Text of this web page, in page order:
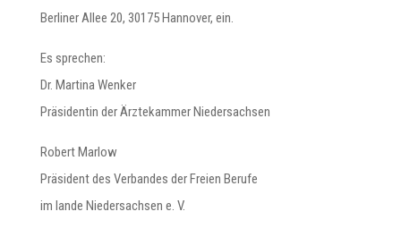
Berliner Allee 20, 30175 Hannover, ein.
Es sprechen:
Dr. Martina Wenker
Präsidentin der Ärztekammer Niedersachsen
Robert Marlow
Präsident des Verbandes der Freien Berufe
im lande Niedersachsen e. V.